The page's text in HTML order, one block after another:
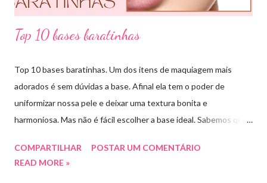
Top 10 bases baratinhas
Top 10 bases baratinhas. Um dos itens de maquiagem mais
adorados é sem dúvidas a base. Afinal ela tem o poder de
uniformizar nossa pele e deixar uma textura bonita e
harmoniosa. Mas não é fácil escolher a base ideal. Sabemos que
hoje eu trouxe uma top lista com 10 bases nacionais com ótimo
COMPARTILHAR
POSTAR UM COMENTÁRIO
READ MORE »